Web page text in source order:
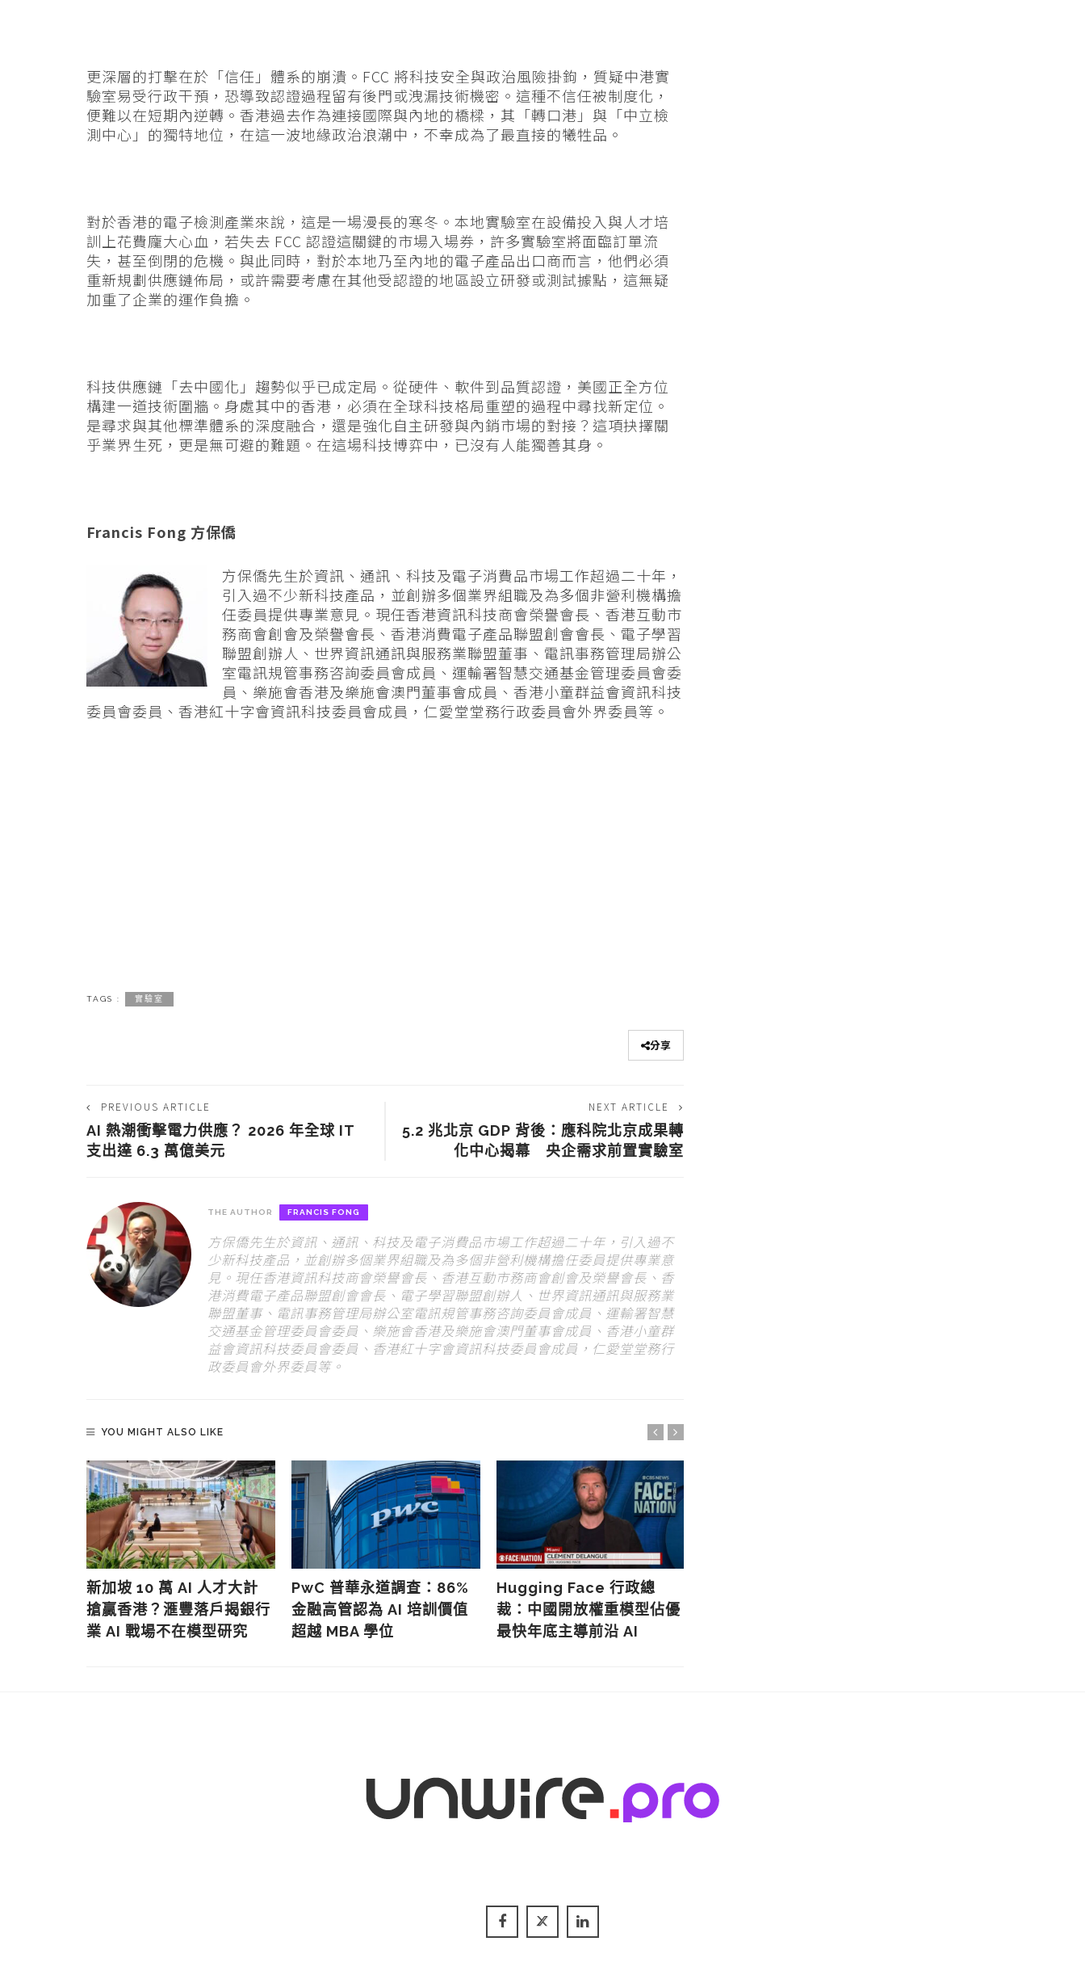
更深層的打擊在於「信任」體系的崩潰。FCC 將科技安全與政治風險掛鉤，質疑中港實
驗室易受行政干預，恐導致認證過程留有後門或洩漏技術機密。這種不信任被制度化，
便難以在短期內逆轉。香港過去作為連接國際與內地的橋樑，其「轉口港」與「中立檢
測中心」的獨特地位，在這一波地緣政治浪潮中，不幸成為了最直接的犧牲品。
對於香港的電子檢測產業來說，這是一場漫長的寒冬。本地實驗室在設備投入與人才培
訓上花費龐大心血，若失去 FCC 認證這關鍵的市場入場券，許多實驗室將面臨訂單流
失，甚至倒閉的危機。與此同時，對於本地乃至內地的電子產品出口商而言，他們必須
重新規劃供應鏈佈局，或許需要考慮在其他受認證的地區設立研發或測試據點，這無疑
加重了企業的運作負擔。
科技供應鏈「去中國化」趨勢似乎已成定局。從硬件、軟件到品質認證，美國正全方位
構建一道技術圍牆。身處其中的香港，必須在全球科技格局重塑的過程中尋找新定位。
是尋求與其他標準體系的深度融合，還是強化自主研發與內銷市場的對接？這項抉擇關
乎業界生死，更是無可避的難題。在這場科技博弈中，已沒有人能獨善其身。
Francis Fong 方保僑
方保僑先生於資訊、通訊、科技及電子消費品市場工作超過二十年，
引入過不少新科技產品，並創辦多個業界組職及為多個非營利機構擔
任委員提供專業意見。現任香港資訊科技商會榮譽會長、香港互動市
務商會創會及榮譽會長、香港消費電子產品聯盟創會會長、電子學習
聯盟創辦人、世界資訊通訊與服務業聯盟董事、電訊事務管理局辦公
室電訊規管事務咨詢委員會成員、運輸署智慧交通基金管理委員會委
員、樂施會香港及樂施會澳門董事會成員、香港小童群益會資訊科技
委員會委員、香港紅十字會資訊科技委員會成員，仁愛堂堂務行政委員會外界委員等。
TAGS : 實驗室
分享
PREVIOUS ARTICLE
AI 熱潮衝擊電力供應？ 2026 年全球 IT
支出達 6.3 萬億美元
NEXT ARTICLE
5.2 兆北京 GDP 背後：應科院北京成果轉
化中心揭幕 央企需求前置實驗室
THE AUTHOR FRANCIS FONG
方保僑先生於資訊、通訊、科技及電子消費品市場工作超過二十年，引入過不
少新科技產品，並創辦多個業界組職及為多個非營利機構擔任委員提供專業意
見。現任香港資訊科技商會榮譽會長、香港互動市務商會創會及榮譽會長、香
港消費電子產品聯盟創會會長、電子學習聯盟創辦人、世界資訊通訊與服務業
聯盟董事、電訊事務管理局辦公室電訊規管事務咨詢委員會成員、運輸署智慧
交通基金管理委員會委員、樂施會香港及樂施會澳門董事會成員、香港小童群
益會資訊科技委員會委員、香港紅十字會資訊科技委員會成員，仁愛堂堂務行
政委員會外界委員等。
YOU MIGHT ALSO LIKE
新加坡 10 萬 AI 人才大計
搶贏香港？滙豐落戶揭銀行
業 AI 戰場不在模型研究
PwC 普華永道調查：86%
金融高管認為 AI 培訓價值
超越 MBA 學位
Hugging Face 行政總
裁：中國開放權重模型佔優
最快年底主導前沿 AI